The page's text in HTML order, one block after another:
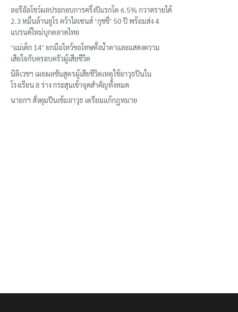
ลอรีอัลโชว์ผลประกอบการครึ่งปีแรกโต 6.5% กวาดรายได้
2.3 หมื่นล้านยูโร คว้าไลเซนส์ ‘กุชชี่’ 50 ปี พร้อมส่ง 4
แบรนด์ใหม่บุกตลาดไทย
‘แม่เด็ก 14’ ยกมือไหว้ขอโทษทั้งน้ำตาและแสดงความ
เสียใจกับครอบครัวผู้เสียชีวิต
นิติเวชฯ เผยผลชันสูตรผู้เสียชีวิตเหตุใช้อาวุธปืนใน
โรงเรียน 8 ร่าง กระสุนเข้าจุดสำคัญทั้งหมด
นายกฯ สั่งคุมปืนเข้มอาวุธ เตรียมแก้กฎหมาย